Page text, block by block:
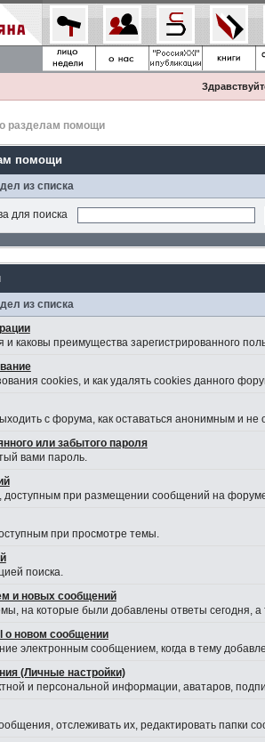
разделам помощи
помощи
из списка
для поиска
из списка
и каковы преимущества зарегистрированного
cookies, и как удалять cookies данного
с форума, как оставаться анонимным и
или забытого пароля
вами пароль.
доступным при размещении сообщений на
при просмотре темы.
поиска.
и новых сообщений
на которые были добавлены ответы сегодня,
о новом сообщении
электронным сообщением, когда в тему
(Личные настройки)
и персональной информации, аватаров,
отслеживать их, редактировать папки